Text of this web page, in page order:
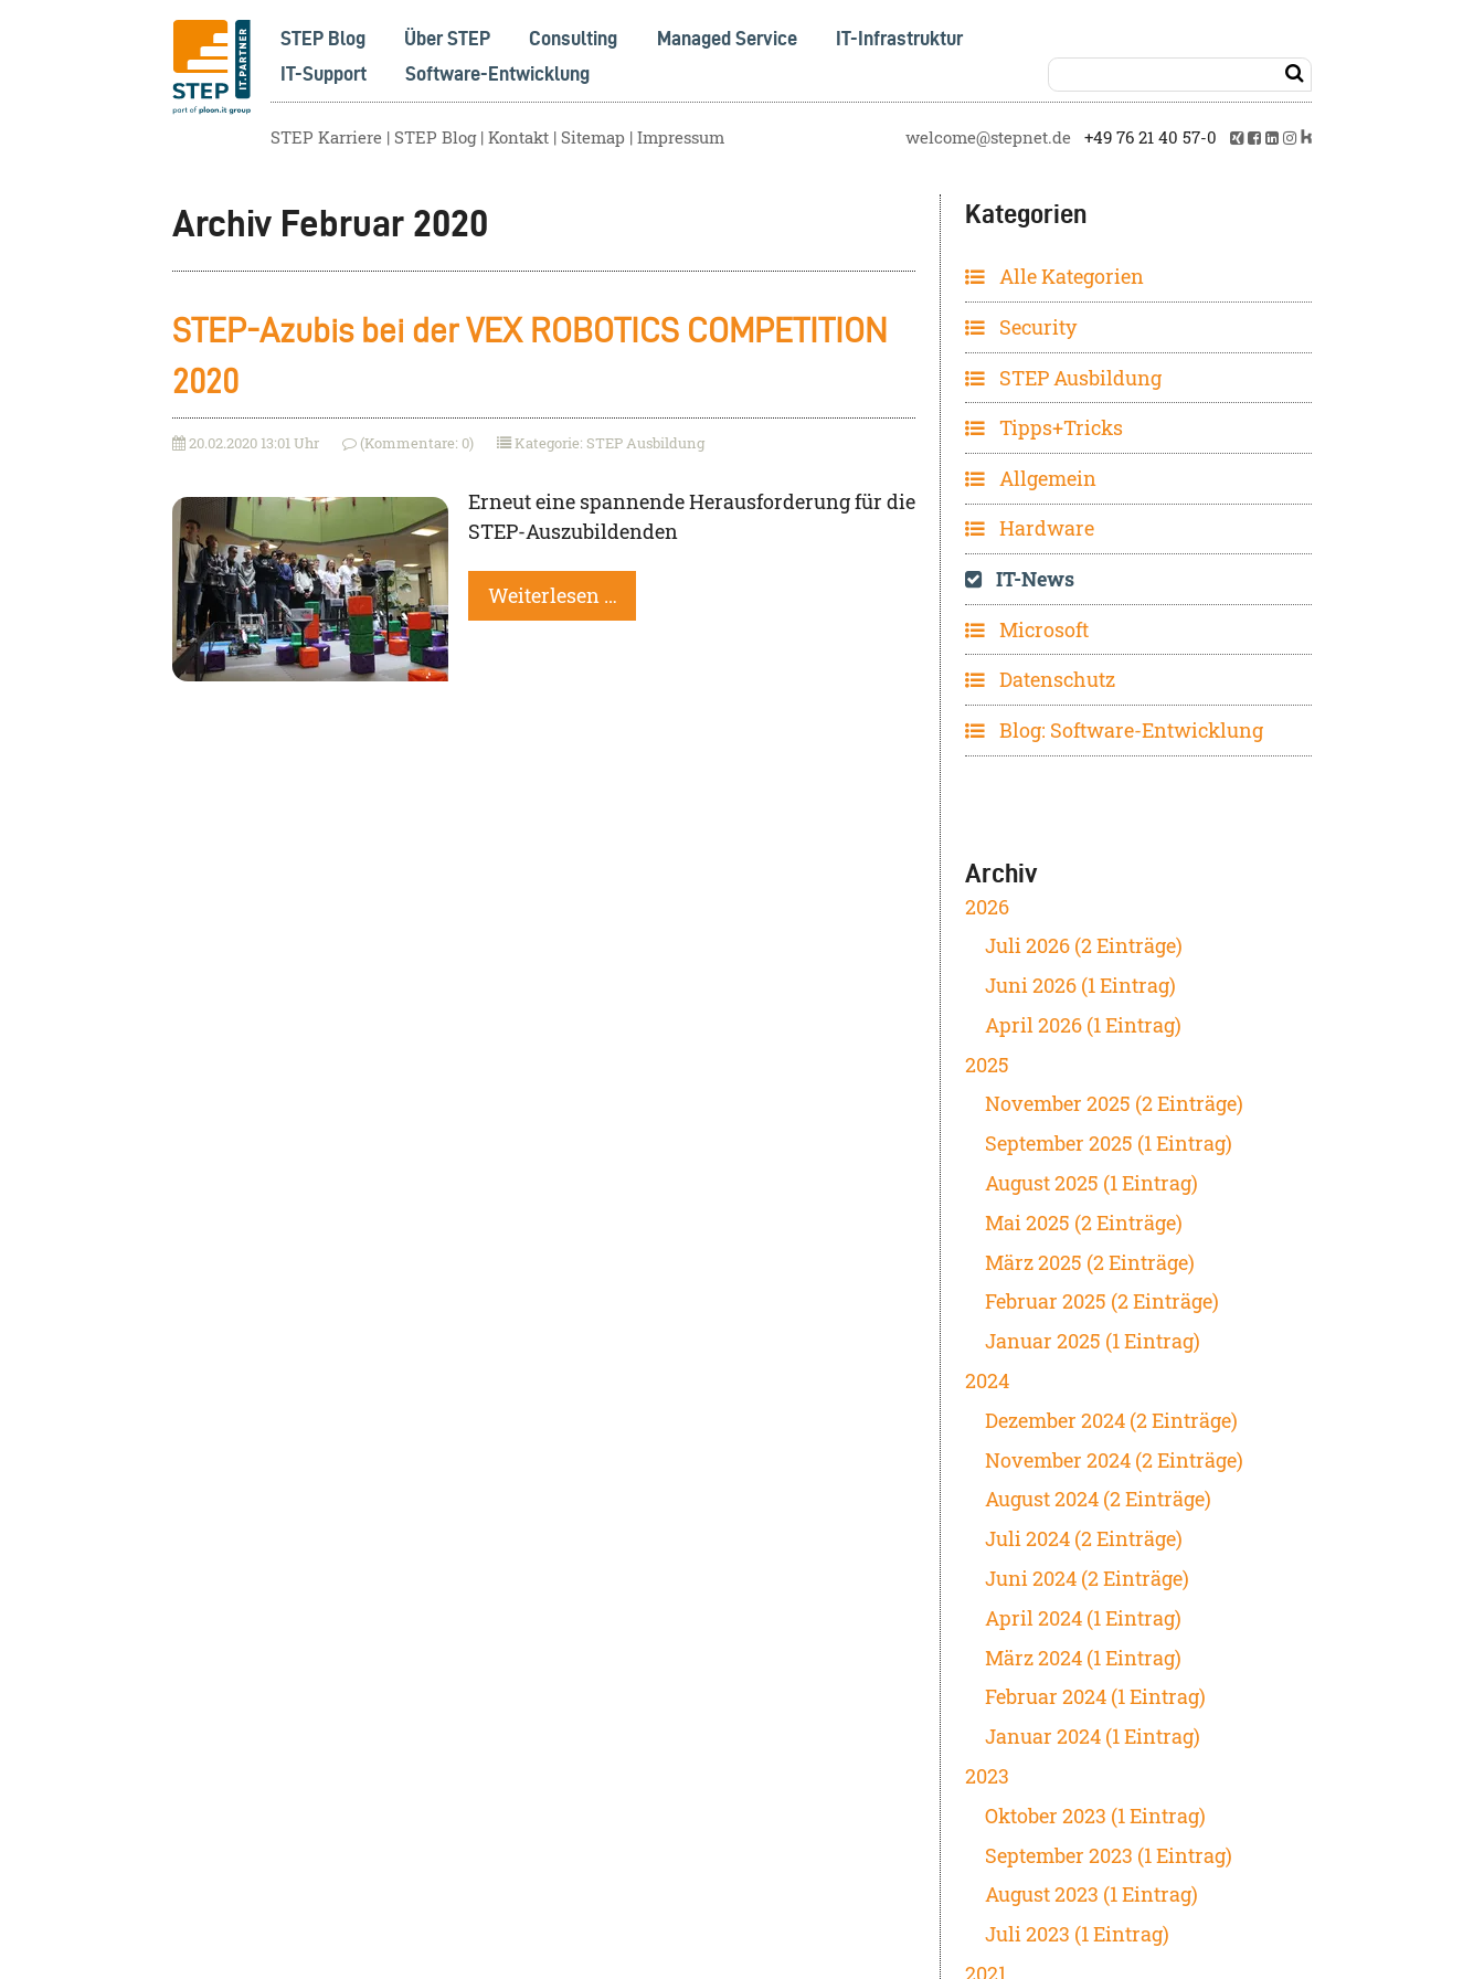
STEP Blog Über STEP Consulting Managed Service
IT-Infrastruktur
IT-Support
Software-Entwicklung 
STEP Karriere STEP Blog Kontakt Sitemap Impressum welcome@stepnet.de +49 76 21 40 57-0
Archiv Februar 2020
STEP-Azubis bei der VEX ROBOTICS COMPETITION
2020
20.02.2020 13:01 Uhr (Kommentare: 0) Kategorie: STEP Ausbildung
Erneut eine spannende Herausforderung für die
STEP-Auszubildenden
Weiterlesen …
Kategorien
Alle Kategorien
Security
STEP Ausbildung
Tipps+Tricks
Allgemein
Hardware
IT-News
Microsoft
Datenschutz
Blog: Software-Entwicklung
Archiv
2026
Juli 2026 (2 Einträge)
Juni 2026 (1 Eintrag)
April 2026 (1 Eintrag)
2025
November 2025 (2 Einträge)
September 2025 (1 Eintrag)
August 2025 (1 Eintrag)
Mai 2025 (2 Einträge)
März 2025 (2 Einträge)
Februar 2025 (2 Einträge)
Januar 2025 (1 Eintrag)
2024
Dezember 2024 (2 Einträge)
November 2024 (2 Einträge)
August 2024 (2 Einträge)
Juli 2024 (2 Einträge)
Juni 2024 (2 Einträge)
April 2024 (1 Eintrag)
März 2024 (1 Eintrag)
Februar 2024 (1 Eintrag)
Januar 2024 (1 Eintrag)
2023
Oktober 2023 (1 Eintrag)
September 2023 (1 Eintrag)
August 2023 (1 Eintrag)
Juli 2023 (1 Eintrag)